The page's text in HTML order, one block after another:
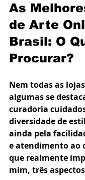
As
de Arte
Brasil: O
Procurar?
Nem todas as
algumas se
curadoria
diversidade de
ainda pela
e atendimento ao
que realmente
mim, três